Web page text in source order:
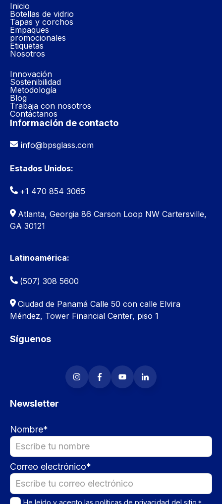
Inicio
Botellas de vidrio
Tapas y corchos
Empaques
promocionales
Etiquetas
Nosotros
Innovación
Sostenibilidad
Metodología
Blog
Trabaja con nosotros
Contáctanos
Información de contacto
info@bpsglass.com
Estados Unidos:
+1 470 854 3065
Atlanta, Georgia 86 Carson Loop NW Cartersville,
GA 30121
Latinoamérica:
(507) 308 5600
Ciudad de Panamá Calle 50 con calle Elvira
Méndez, Tower Financial Center, piso 1
Síguenos
Newsletter
Nombre*
Correo electrónico*
He leído y acepto las políticas de privacidad del sitio.